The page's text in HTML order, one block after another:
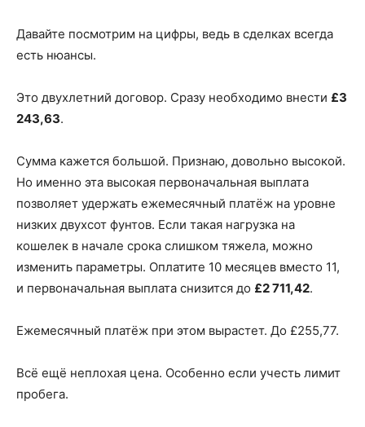
Давайте посмотрим на цифры, ведь в сделках всегда
есть нюансы.
Это двухлетний договор. Сразу необходимо внести £3
243,63.
Сумма кажется большой. Признаю, довольно высокой.
Но именно эта высокая первоначальная выплата
позволяет удержать ежемесячный платёж на уровне
низких двухсот фунтов. Если такая нагрузка на
кошелек в начале срока слишком тяжела, можно
изменить параметры. Оплатите 10 месяцев вместо 11,
и первоначальная выплата снизится до £2 711,42.
Ежемесячный платёж при этом вырастет. До £255,77.
Всё ещё неплохая цена. Особенно если учесть лимит
пробега.